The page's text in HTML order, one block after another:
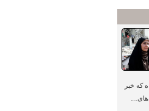
که خبر